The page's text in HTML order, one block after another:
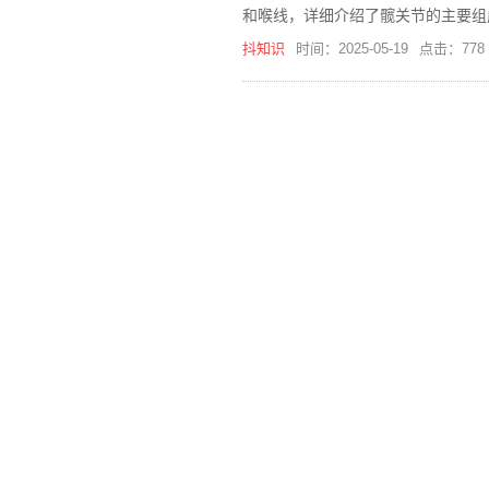
和喉线，详细介绍了髋关节的主要组
抖知识 时间：2025-05-19 点击：778